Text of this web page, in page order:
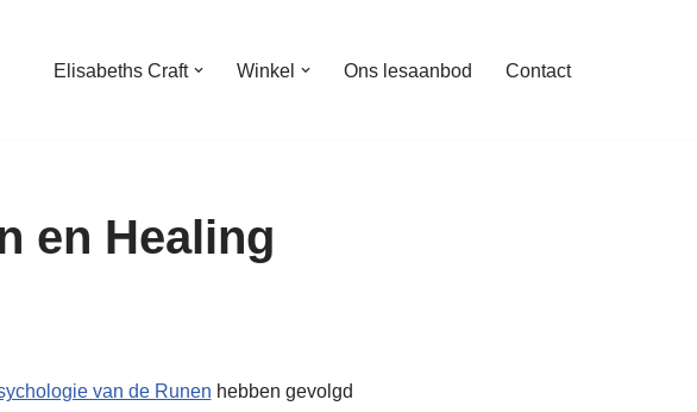
Elisabeths Craft Winkel Ons lesaanbod Contact
en Healing
van de Runen hebben gevolgd